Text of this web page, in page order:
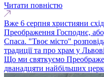
Читати повністю
Вже 6 серпня християни
Преображення Господнє,
Спаса. "Твоє місто"
традиції та про храм у
Що ми святкуємо
дванадцяти найбільших